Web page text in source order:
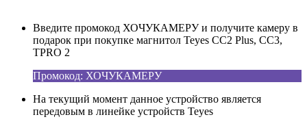
Введите промокод ХОЧУКАМЕРУ и получите камеру в
подарок при покупке магнитол Teyes CC2 Plus, CC3,
TPRO 2
Промокод: ХОЧУКАМЕРУ
На текущий момент данное устройство является
передовым в линейке устройств Teyes